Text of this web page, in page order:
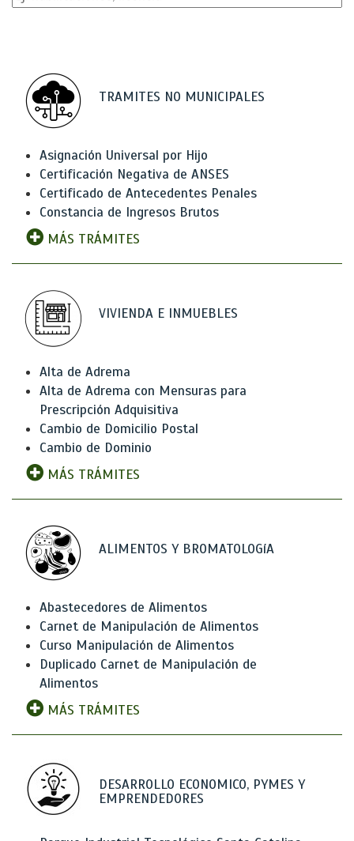
TRAMITES NO MUNICIPALES
Asignación Universal por Hijo
Certificación Negativa de ANSES
Certificado de Antecedentes Penales
Constancia de Ingresos Brutos
MÁS TRÁMITES
VIVIENDA E INMUEBLES
Alta de Adrema
Alta de Adrema con Mensuras para
Prescripción Adquisitiva
Cambio de Domicilio Postal
Cambio de Dominio
MÁS TRÁMITES
ALIMENTOS Y BROMATOLOGíA
Abastecedores de Alimentos
Carnet de Manipulación de Alimentos
Curso Manipulación de Alimentos
Duplicado Carnet de Manipulación de
Alimentos
MÁS TRÁMITES
DESARROLLO ECONOMICO, PYMES Y
EMPRENDEDORES